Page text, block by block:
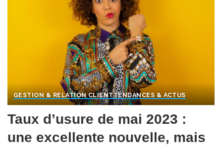
GESTION & RELATION CLIENTTENDANCES & ACTUS
Taux d’usure de mai 2023 :
une excellente nouvelle, mais